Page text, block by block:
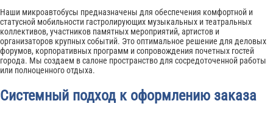
Наши микроавтобусы предназначены для обеспечения комфортной и
статусной мобильности гастролирующих музыкальных и театральных
коллективов, участников памятных мероприятий, артистов и
организаторов крупных событий. Это оптимальное решение для деловых
форумов, корпоративных программ и сопровождения почетных гостей
города. Мы создаем в салоне пространство для сосредоточенной работы
или полноценного отдыха.
Системный подход к оформлению заказа